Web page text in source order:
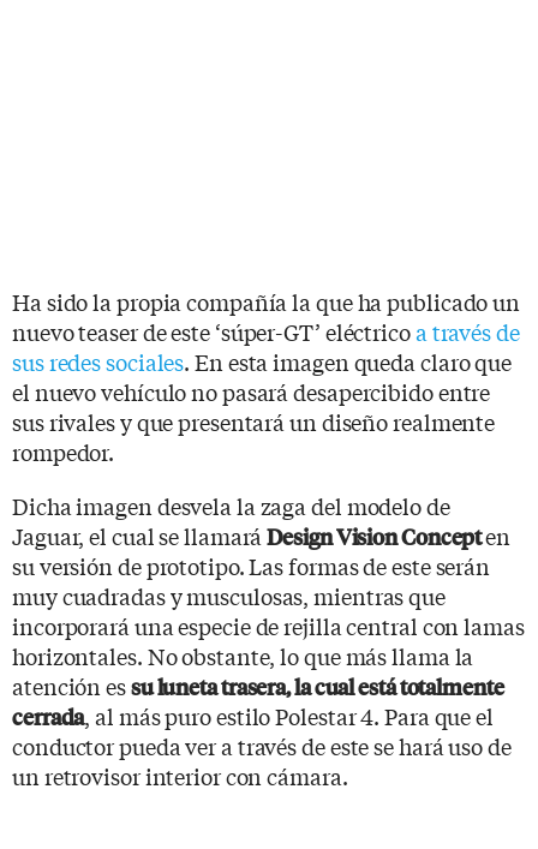
Ha sido la propia compañía la que ha publicado un
nuevo teaser de este ‘súper-GT’ eléctricoa través de
sus redes sociales. En esta imagen queda claro que
el nuevo vehículo no pasará desapercibido entre
sus rivales y que presentará un diseño realmente
rompedor.
Dicha imagen desvela la zaga del modelo de
Jaguar, el cual se llamaráDesign Vision Concepten
su versión de prototipo. Las formas de este serán
muy cuadradas y musculosas, mientras que
incorporará una especie de rejilla central con lamas
horizontales. No obstante, lo que más llama la
atención essu luneta trasera, la cual está totalmente
cerrada, al más puro estilo Polestar 4. Para que el
conductor pueda ver a través de este se hará uso de
un retrovisor interior con cámara.